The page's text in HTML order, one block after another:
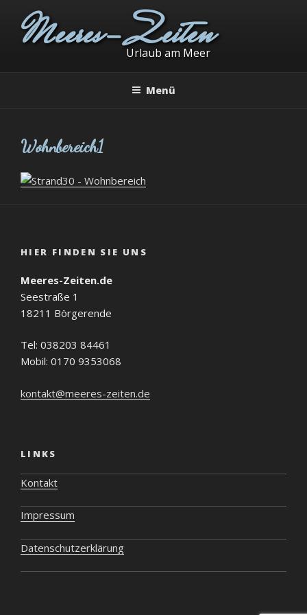
Inhalt
springenMeeres-Zeiten
Urlaub am Meer
Menü
Wohnbereich1
HIER FINDEN SIE UNS
Meeres-Zeiten.de
Seestraße 1
18211 Börgerende
Tel: 038203 84461
Mobil: 0170 9353068
kontakt@meeres-zeiten.de
LINKS
Kontakt
Impressum
Datenschutzerklärung